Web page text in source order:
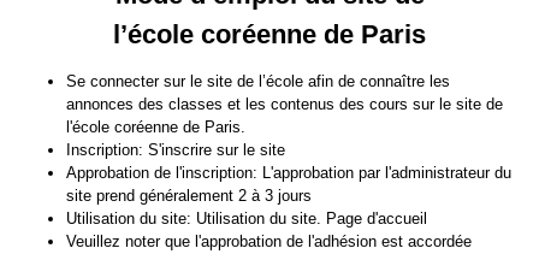
l’école coréenne de Paris
Se connecter sur le site de l’école afin de connaître les
annonces des classes et les contenus des cours sur le site de
l'école coréenne de Paris.
Inscription: S'inscrire sur le site
Approbation de l'inscription: L'approbation par l'administrateur du
site prend généralement 2 à 3 jours
Utilisation du site: Utilisation du site. Page d'accueil
Veuillez noter que l'approbation de l'adhésion est accordée